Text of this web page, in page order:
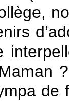
de